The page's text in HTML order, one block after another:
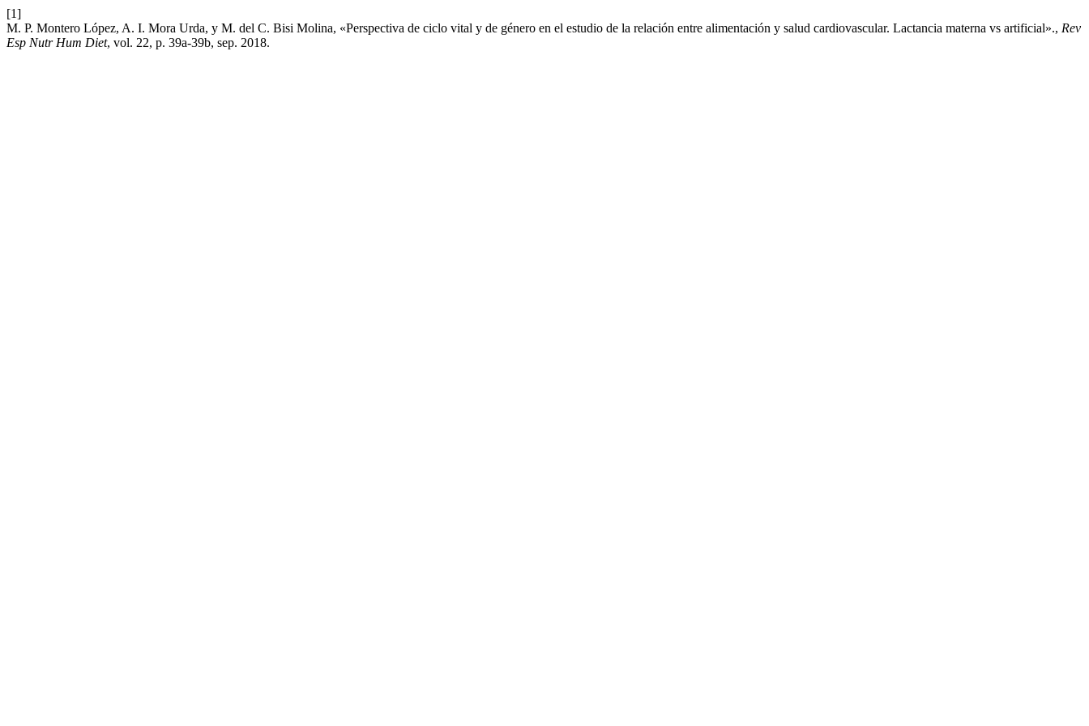
[1]
M. P. Montero López, A. I. Mora Urda, y M. del C. Bisi Molina, «Perspectiva de ciclo vital y de género en el estudio de la relación entre alimentación y salud cardiovascular. Lactancia materna vs artificial»., Rev
Esp Nutr Hum Diet, vol. 22, p. 39a-39b, sep. 2018.